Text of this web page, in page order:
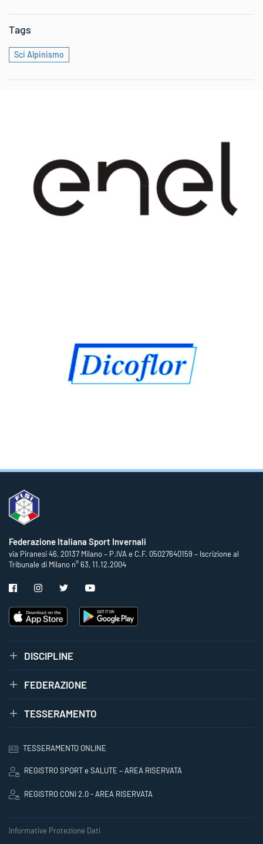
Tags
Sci Alpinismo
Federazione Italiana Sport Invernali
via Piranesi 46, 20137 Milano – P.IVA e C.F. 05027640159 – Iscrizione al
Tribunale di Milano n° 63, 11.12.2004
DISCIPLINE
FEDERAZIONE
TESSERAMENTO
TESSERAMENTO ONLINE
REGISTRO SPORT e SALUTE – AREA RISERVATA
REGISTRO CONI 2.0 - AREA RISERVATA
Informative Protezione Dati